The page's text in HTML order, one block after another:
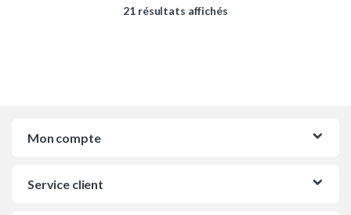
21 résultats affichésTrié du plus récent au
Mon compte
Service client